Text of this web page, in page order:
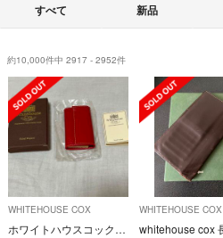
すべて 新品
約10,000件中 2917 - 2952件
WHITEHOUSE COX
ホワイトハウスコックス キーケース
WHITEHOUSE COX